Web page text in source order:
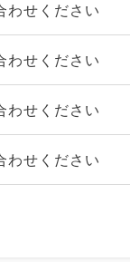
わせください
わせください
わせください
わせください